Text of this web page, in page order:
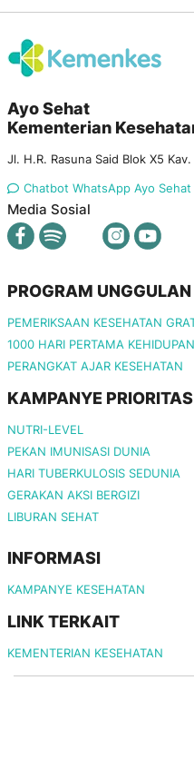
Ayo Sehat
Kementerian
Jl. H.R. Rasuna Said Blok X5
Chatbot WhatsApp Ayo Sehat
Media Sosial
PROGRAM UNGGULAN
PEMERIKSAAN KESEHATAN
1000 HARI PERTAMA KEHIDUPAN
PERANGKAT AJAR KESEHATAN
KAMPANYE PRIORITAS
NUTRI-LEVEL
PEKAN IMUNISASI DUNIA
HARI TUBERKULOSIS SEDUNIA
GERAKAN AKSI BERGIZI
LIBURAN SEHAT
INFORMASI
KAMPANYE KESEHATAN
LINK TERKAIT
KEMENTERIAN KESEHATAN